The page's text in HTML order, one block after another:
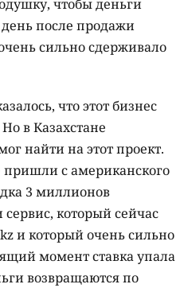
чтобы деньги
после продажи
сильно сдерживало
что этот бизнес
в Казахстане
найти на этот проект.
пришли с американского
3 миллионов
который сейчас
и который очень сильно
момент ставка упала
возвращаются по